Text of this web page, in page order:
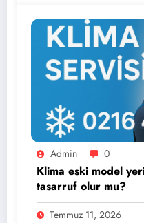
Admin 0
Klima eski model
tasarruf olur mu?
Temmuz 11, 2026